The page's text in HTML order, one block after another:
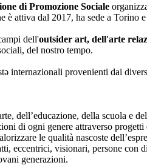
di Promozione Sociale
è attiva dal 2017, ha sede a Torino
dell'outsider art, dell'arte
del nostro tempo.
internazionali provenienti dai
dell’educazione, della scuola e
di ogni genere attraverso progetti
le qualità nascoste
eccentrici, visionari, persone con
generazioni.